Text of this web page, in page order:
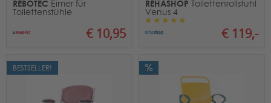
REBOTEC Eimer für
Toilettenstühle
€ 10,95
REHASHOP Toilettenrollstuhl
Venus 4
€ 119,-
BESTSELLER!